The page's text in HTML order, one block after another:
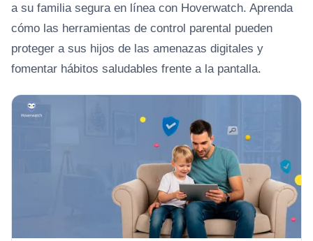
a su familia segura en línea con Hoverwatch. Aprenda
cómo las herramientas de control parental pueden
proteger a sus hijos de las amenazas digitales y
fomentar hábitos saludables frente a la pantalla.
Lo último en Per la Famiglia